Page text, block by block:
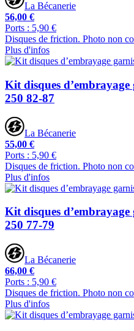
La Bécanerie
56,00 €
Ports : 5,90 €
Disques de friction. Photo non
Plus d'infos
Kit disques
250 82-87
La Bécanerie
55,00 €
Ports : 5,90 €
Disques de friction. Photo non
Plus d'infos
Kit disques
250 77-79
La Bécanerie
66,00 €
Ports : 5,90 €
Disques de friction. Photo non
Plus d'infos